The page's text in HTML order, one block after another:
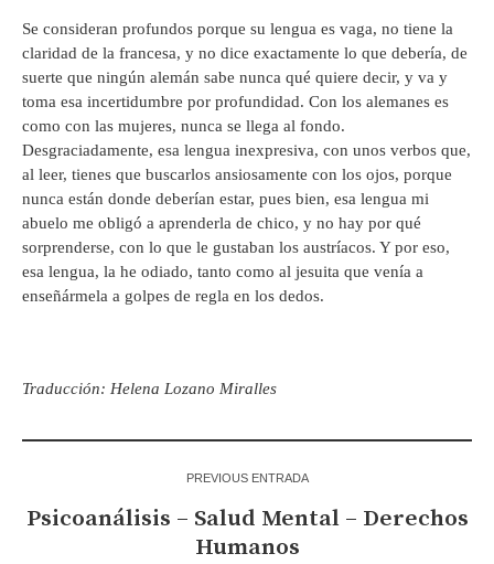
Se consideran profundos porque su lengua es vaga, no tiene la
claridad de la francesa, y no dice exactamente lo que debería, de
suerte que ningún alemán sabe nunca qué quiere decir, y va y
toma esa incertidumbre por profundidad. Con los alemanes es
como con las mujeres, nunca se llega al fondo.
Desgraciadamente, esa lengua inexpresiva, con unos verbos que,
al leer, tienes que buscarlos ansiosamente con los ojos, porque
nunca están donde deberían estar, pues bien, esa lengua mi
abuelo me obligó a aprenderla de chico, y no hay por qué
sorprenderse, con lo que le gustaban los austríacos. Y por eso,
esa lengua, la he odiado, tanto como al jesuita que venía a
enseñármela a golpes de regla en los dedos.
Traducción: Helena Lozano Miralles
PREVIOUS ENTRADA
Psicoanálisis – Salud Mental – Derechos
Humanos